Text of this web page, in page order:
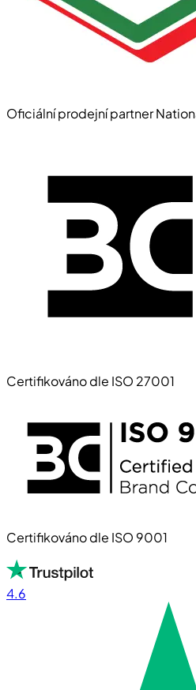
Oficiální prodejní partner
Certifikováno dle ISO 27001
Certifikováno dle ISO 9001
4.6